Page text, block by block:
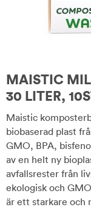
MAISTIC
30 LITER,
Maistic
biobaserad plast
GMO, BPA,
av en helt ny
avfallsrester från
ekologisk och
är ett starkare och